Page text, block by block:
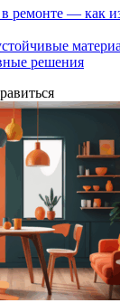
ремонте — как
решения